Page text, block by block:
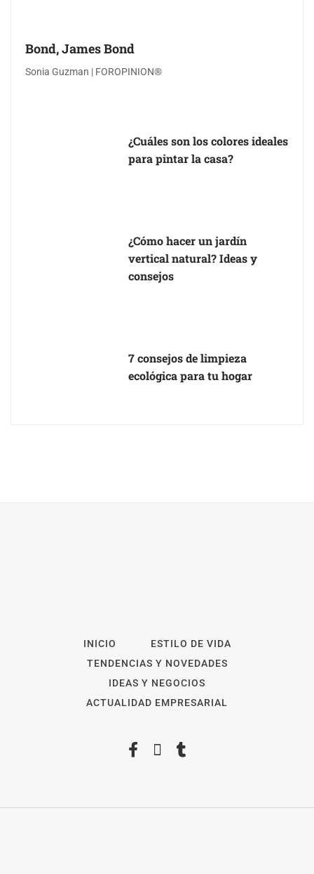
Bond, James Bond
Sonia Guzman | FOROPINION®
¿Cuáles son los colores ideales
para pintar la casa?
¿Cómo hacer un jardín
vertical natural? Ideas y
consejos
7 consejos de limpieza
ecológica para tu hogar
INICIO
ESTILO DE VIDA
TENDENCIAS Y NOVEDADES
IDEAS Y NEGOCIOS
ACTUALIDAD EMPRESARIAL